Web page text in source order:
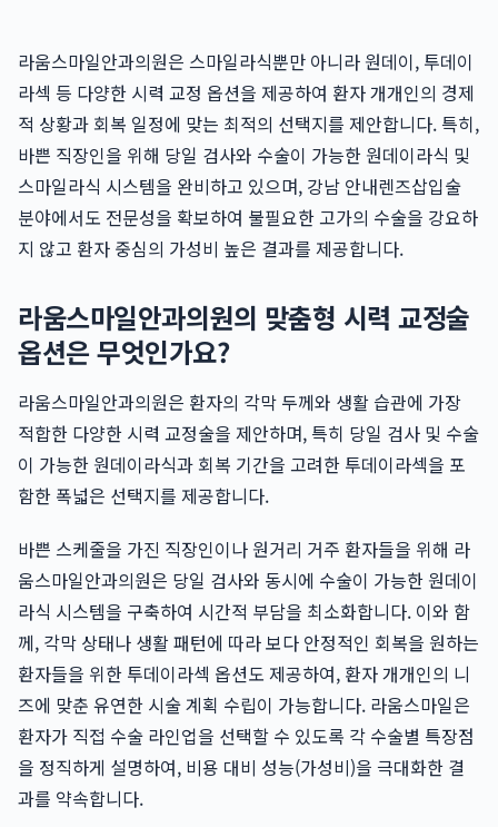
라움스마일안과의원은 스마일라식뿐만 아니라 원데이, 투데이
라섹 등 다양한 시력 교정 옵션을 제공하여 환자 개개인의 경제
적 상황과 회복 일정에 맞는 최적의 선택지를 제안합니다. 특히,
바쁜 직장인을 위해 당일 검사와 수술이 가능한 원데이라식 및
스마일라식 시스템을 완비하고 있으며, 강남 안내렌즈삽입술
분야에서도 전문성을 확보하여 불필요한 고가의 수술을 강요하
지 않고 환자 중심의 가성비 높은 결과를 제공합니다.
라움스마일안과의원의 맞춤형 시력 교정술
옵션은 무엇인가요?
라움스마일안과의원은 환자의 각막 두께와 생활 습관에 가장
적합한 다양한 시력 교정술을 제안하며, 특히 당일 검사 및 수술
이 가능한 원데이라식과 회복 기간을 고려한 투데이라섹을 포
함한 폭넓은 선택지를 제공합니다.
바쁜 스케줄을 가진 직장인이나 원거리 거주 환자들을 위해 라
움스마일안과의원은 당일 검사와 동시에 수술이 가능한 원데이
라식 시스템을 구축하여 시간적 부담을 최소화합니다. 이와 함
께, 각막 상태나 생활 패턴에 따라 보다 안정적인 회복을 원하는
환자들을 위한 투데이라섹 옵션도 제공하여, 환자 개개인의 니
즈에 맞춘 유연한 시술 계획 수립이 가능합니다. 라움스마일은
환자가 직접 수술 라인업을 선택할 수 있도록 각 수술별 특장점
을 정직하게 설명하여, 비용 대비 성능(가성비)을 극대화한 결
과를 약속합니다.